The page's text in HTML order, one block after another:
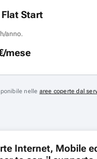
Start
anno.
mese
nelle aree coperte dal
Internet, Mobile